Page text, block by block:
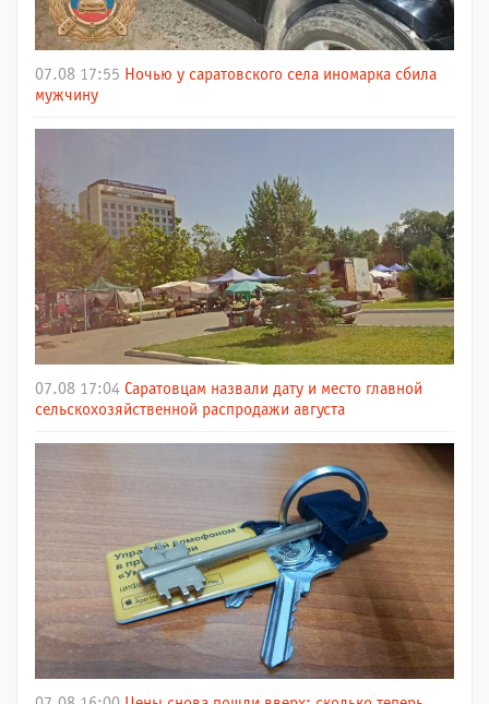
07.08 17:55 Ночью у саратовского села иномарка сбила
мужчину
07.08 17:04 Саратовцам назвали дату и место главной
сельскохозяйственной распродажи августа